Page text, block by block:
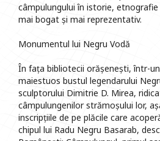
câmpulungului în istorie,
mai bogat și mai reprezentativ.
Monumentul lui Negru Vodă
În fața bibliotecii orășenești, într-
maiestuos bustul legendarului
sculptorului Dimitrie D. Mirea,
câmpulungenilor strămoșului lor,
inscripțiile de pe plăcile care
chipul lui Radu Negru Basarab,